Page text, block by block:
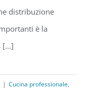
distribuzione
è la
[...]
| Cucina professionale,